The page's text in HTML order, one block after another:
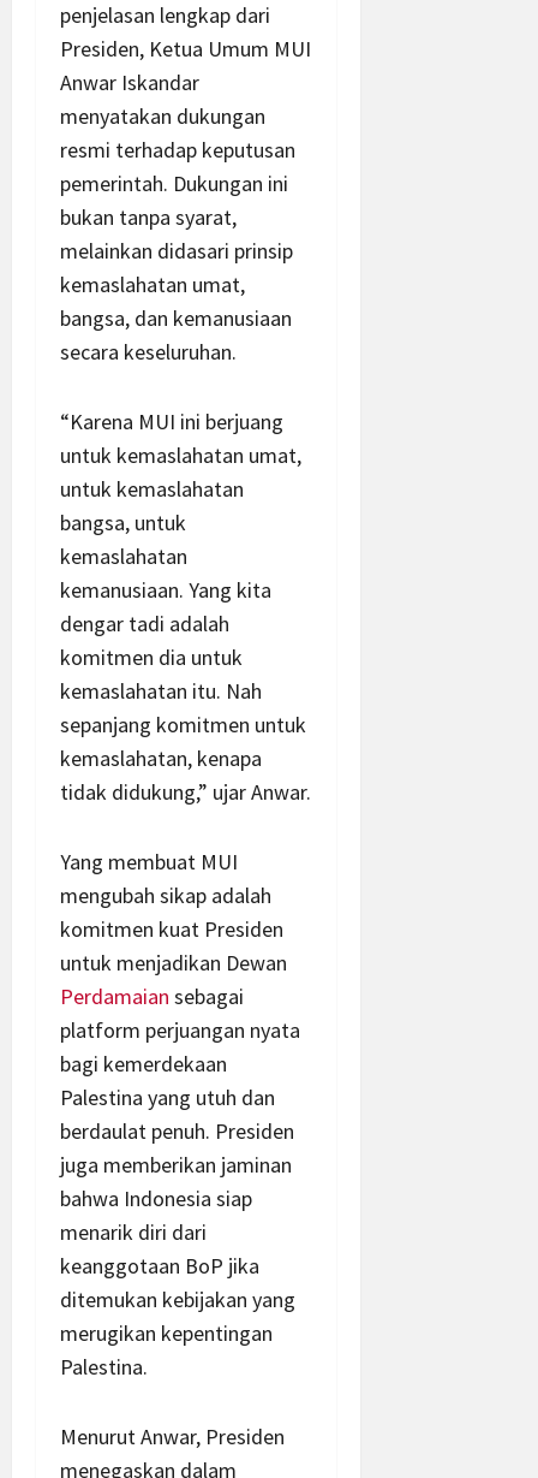
penjelasan lengkap dari
Presiden, Ketua Umum MUI
Anwar Iskandar
menyatakan dukungan
resmi terhadap keputusan
pemerintah. Dukungan ini
bukan tanpa syarat,
melainkan didasari prinsip
kemaslahatan umat,
bangsa, dan kemanusiaan
secara keseluruhan.
“Karena MUI ini berjuang
untuk kemaslahatan umat,
untuk kemaslahatan
bangsa, untuk
kemaslahatan
kemanusiaan. Yang kita
dengar tadi adalah
komitmen dia untuk
kemaslahatan itu. Nah
sepanjang komitmen untuk
kemaslahatan, kenapa
tidak didukung,” ujar Anwar.
Yang membuat MUI
mengubah sikap adalah
komitmen kuat Presiden
untuk menjadikan Dewan
Perdamaian sebagai
platform perjuangan nyata
bagi kemerdekaan
Palestina yang utuh dan
berdaulat penuh. Presiden
juga memberikan jaminan
bahwa Indonesia siap
menarik diri dari
keanggotaan BoP jika
ditemukan kebijakan yang
merugikan kepentingan
Palestina.
Menurut Anwar, Presiden
menegaskan dalam